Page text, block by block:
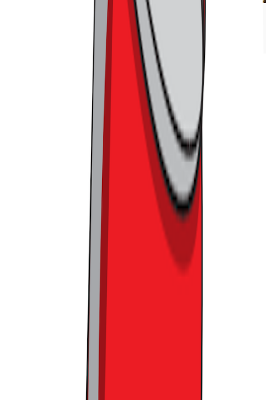
정육, 반찬 등의 품목들이 있어 마이바스켓은 확실히 편의점과
차별화되지만 동시에 운영은 어려운 구조를 가지고 있습니다
그렇다면 돈은 어떻게 벌 까요?
우선 마이바스켓은 매장 수가
늘어날수록 이익이 나는 구조입니다.
매장 밀집도가 올라가면,
상품 물류 효율이 좋아지는 건 물론이고, 매장 관리도 쉬워지
동시에 개별 매장당 손익을 위해 가격대는 조금 높게 설정했다
고 합니다. 어차피 경쟁자가 마트가 아닌 편의점이라 일부 가
격이 높아도 고객들은 찾아왔고요. 대신에 박리다매 형태로 안
팔아도 되다 보니, 매장은 더 안정적으로 유지될 수 있었습니
또한 모기업이자 대형마트를 운영하는 이온의 PB 톱밸류를 들
여온 것도 좋은 전략이었는데요. 이는 일단 그 자체로 차별화
상품 역할을 해준 것은 물론, 비중이 늘어나면 이익에도 좋은
영향을 미쳤습니다. 실제로 마이바스켓은 앞으로 이를 더욱 키
워갈 거라 밝히기도 했고요.
그룹 전체가 원팀으로 움직입니다
무엇보다 마이바스켓의 모기업, 이온의 영향력은 상품에만 그
치지 않습니다. 마이바스켓에서도 이온 멤버십 혜택이 그대로
적용되고, 전사 차원의 프로모션도 정기적으로 함께 진행되더
라고요. 매장 하나하나가 따로 움직이는 게 아니라, 그룹 전체
가 같은 방향을 보고 움직인다는 인상을 받았습니다.